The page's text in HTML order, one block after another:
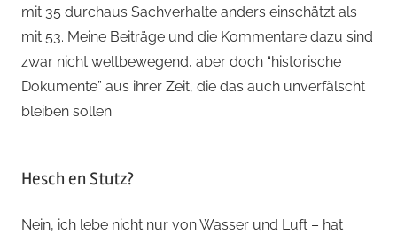
mit 35 durchaus Sachverhalte anders einschätzt als
mit 53. Meine Beiträge und die Kommentare dazu sind
zwar nicht weltbewegend, aber doch “historische
Dokumente” aus ihrer Zeit, die das auch unverfälscht
bleiben sollen.
Hesch en Stutz?
Nein, ich lebe nicht nur von Wasser und Luft – hat